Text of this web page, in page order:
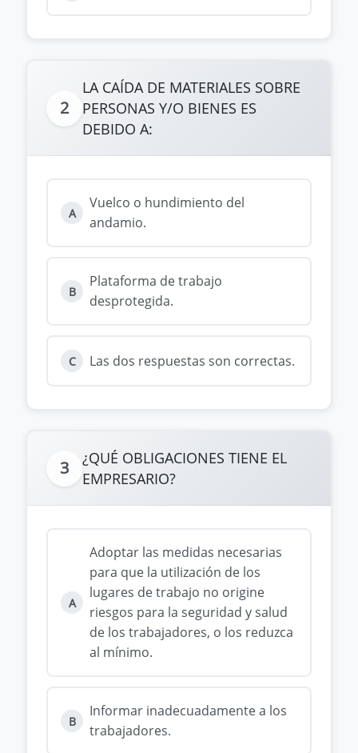
2
LA CAÍDA DE MATERIALES SOBRE
PERSONAS Y/O BIENES ES
DEBIDO A:
A
Vuelco o hundimiento del
andamio.
B
Plataforma de trabajo
desprotegida.
C Las dos respuestas son correctas.
3
¿QUÉ OBLIGACIONES TIENE EL
EMPRESARIO?
A
Adoptar las medidas necesarias
para que la utilización de los
lugares de trabajo no origine
riesgos para la seguridad y salud
de los trabajadores, o los reduzca
al mínimo.
B
Informar inadecuadamente a los
trabajadores.